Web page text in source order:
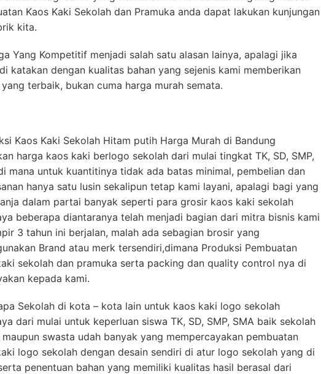
Kaos Kaki Sekolah dan Pramuka anda dapat lakukan kunjungan
kita.
Yang Kompetitif menjadi salah satu alasan lainya, apalagi jika
katakan dengan kualitas bahan yang sejenis kami memberikan
terbaik, bukan cuma harga murah semata.
Kaos Kaki Sekolah Hitam putih Harga Murah di Bandung
harga kaos kaki berlogo sekolah dari mulai tingkat TK, SD, SMP,
mana untuk kuantitinya tidak ada batas minimal, pembelian dan
hanya satu lusin sekalipun tetap kami layani, apalagi bagi yang
dalam partai banyak seperti para grosir kaos kaki sekolah
beberapa diantaranya telah menjadi bagian dari mitra bisnis kami
3 tahun ini berjalan, malah ada sebagian brosir yang
Brand atau merk tersendiri,dimana Produksi Pembuatan
sekolah dan pramuka serta packing dan quality control nya di
kepada kami.
Sekolah di kota – kota lain untuk kaos kaki logo sekolah
dari mulai untuk keperluan siswa TK, SD, SMP, SMA baik sekolah
maupun swasta udah banyak yang mempercayakan pembuatan
logo sekolah dengan desain sendiri di atur logo sekolah yang di
penentuan bahan yang memiliki kualitas hasil berasal dari